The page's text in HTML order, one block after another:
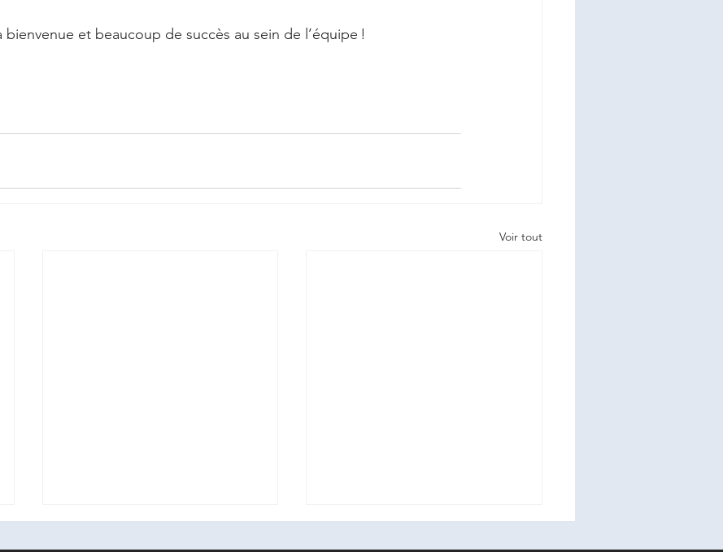
et beaucoup de succès au sein de l’équipe !
Voir tout